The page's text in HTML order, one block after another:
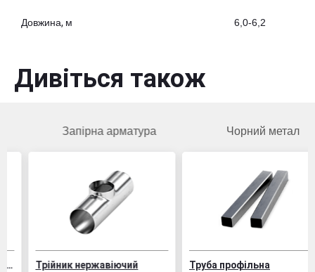
Довжина, м 6,0-6,2
Дивіться також
Запірна арматура
Трійник нержавіючий
Чорний метал
Труба профільна